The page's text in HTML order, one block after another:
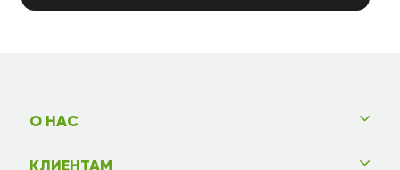
О НАС
КЛИЕНТАМ